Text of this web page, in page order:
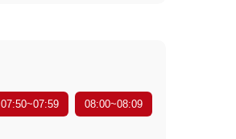
07:50~07:59 08:00~08:09